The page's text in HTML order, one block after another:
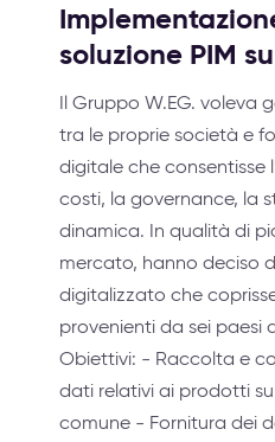
soluzione PIM
Il Gruppo W.EG. voleva
tra le proprie società e
digitale che consentisse
costi, la governance, la
dinamica. In qualità di
mercato, hanno deciso
digitalizzato che
provenienti da sei paesi
Obiettivi: - Raccolta e
dati relativi ai prodotti
comune - Fornitura dei